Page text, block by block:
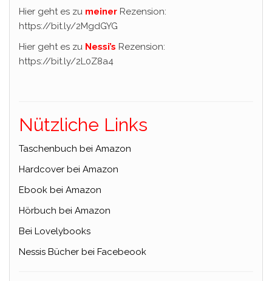
Hier geht es zu meiner Rezension:
https://bit.ly/2MgdGYG
Hier geht es zu Nessi’s Rezension:
https://bit.ly/2L0Z8a4
Nützliche Links
Taschenbuch bei Amazon
Hardcover bei Amazon
Ebook bei Amazon
Hörbuch bei Amazon
Bei Lovelybooks
Nessis Bücher bei Facebeook